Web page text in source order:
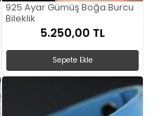
925 Ayar Gümüş Boğa Burcu
Bileklik
5.250,00 TL
Sepete Ekle